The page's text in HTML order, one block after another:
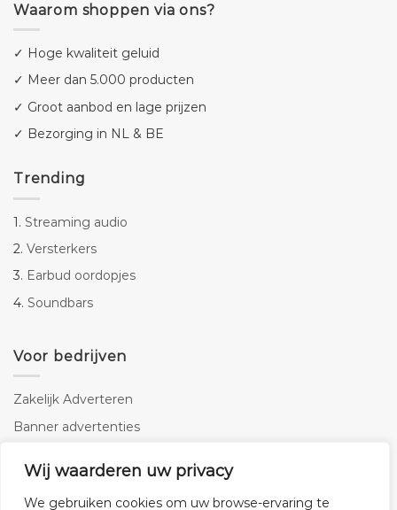
Wij waarderen uw privacy
We gebruiken cookies om uw browse-ervaring te
Waarom shoppen via ons?
✓ Hoge kwaliteit geluid
✓ Meer dan 5.000 producten
✓ Groot aanbod en lage prijzen
✓ Bezorging in NL & BE
Trending
1. Streaming audio
2. Versterkers
3. Earbud oordopjes
4. Soundbars
Voor bedrijven
Zakelijk Adverteren
Banner advertenties
SEO copywriting